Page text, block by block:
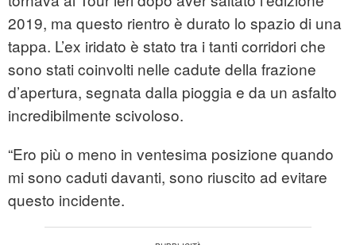
2019, ma questo rientro è durato lo spazio di una
tappa. L’ex iridato è stato tra i tanti corridori che
sono stati coinvolti nelle cadute della frazione
d’apertura, segnata dalla pioggia e da un asfalto
incredibilmente scivoloso.
“Ero più o meno in ventesima posizione quando
mi sono caduti davanti, sono riuscito ad evitare
questo incidente.